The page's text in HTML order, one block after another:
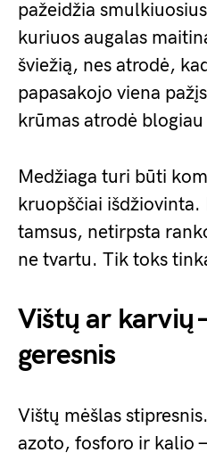
pažeidžia
kuriuos augalas
šviežią, nes atrodė,
papasakojo viena
krūmas atrodė
Medžiaga turi būti
kruopščiai
tamsus, netirpsta
ne tvartu. Tik toks
Vištų ar karvių
geresnis
Vištų mėšlas
azoto, fosforo ir kalio